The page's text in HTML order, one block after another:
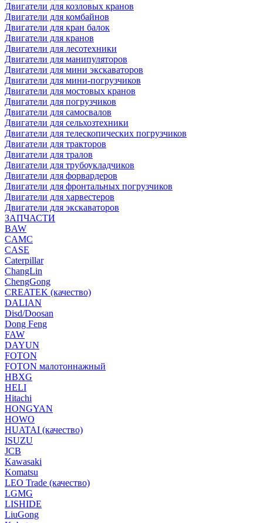
Двигатели для козловых кранов
Двигатели для комбайнов
Двигатели для кран балок
Двигатели для кранов
Двигатели для лесотехники
Двигатели для манипуляторов
Двигатели для мини экскаваторов
Двигатели для мини-погрузчиков
Двигатели для мостовых кранов
Двигатели для погрузчиков
Двигатели для самосвалов
Двигатели для сельхозтехники
Двигатели для телескопических погрузчиков
Двигатели для тракторов
Двигатели для тралов
Двигатели для трубоукладчиков
Двигатели для форвардеров
Двигатели для фронтальных погрузчиков
Двигатели для харвестеров
Двигатели для экскаваторов
ЗАПЧАСТИ
BAW
CAMC
CASE
Caterpillar
ChangLin
ChengGong
CREATEK (качество)
DALIAN
Disd/Doosan
Dong Feng
FAW
DAYUN
FOTON
FOTON малотоннажный
HBXG
HELI
Hitachi
HONGYAN
HOWO
HUATAI (качество)
ISUZU
JCB
Kawasaki
Komatsu
LEO Trade (качество)
LGMG
LISHIDE
LiuGong